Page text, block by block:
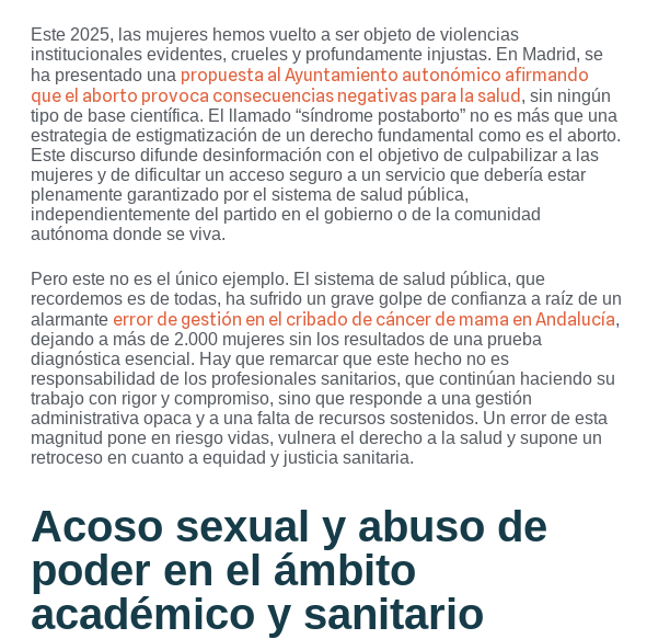
Este 2025, las mujeres hemos vuelto a ser objeto de violencias
institucionales evidentes, crueles y profundamente injustas. En Madrid, se
ha presentado una propuesta al Ayuntamiento autonómico afirmando
que el aborto provoca consecuencias negativas para la salud , sin ningún
tipo de base científica. El llamado “síndrome postaborto” no es más que una
estrategia de estigmatización de un derecho fundamental como es el aborto.
Este discurso difunde desinformación con el objetivo de culpabilizar a las
mujeres y de dificultar un acceso seguro a un servicio que debería estar
plenamente garantizado por el sistema de salud pública,
independientemente del partido en el gobierno o de la comunidad
autónoma donde se viva.
Pero este no es el único ejemplo. El sistema de salud pública, que
recordemos es de todas, ha sufrido un grave golpe de confianza a raíz de un
alarmante error de gestión en el cribado de cáncer de mama en Andalucía,
dejando a más de 2.000 mujeres sin los resultados de una prueba
diagnóstica esencial. Hay que remarcar que este hecho no es
responsabilidad de los profesionales sanitarios, que continúan haciendo su
trabajo con rigor y compromiso, sino que responde a una gestión
administrativa opaca y a una falta de recursos sostenidos. Un error de esta
magnitud pone en riesgo vidas, vulnera el derecho a la salud y supone un
retroceso en cuanto a equidad y justicia sanitaria.
Acoso sexual y abuso de
poder en el ámbito
académico y sanitario